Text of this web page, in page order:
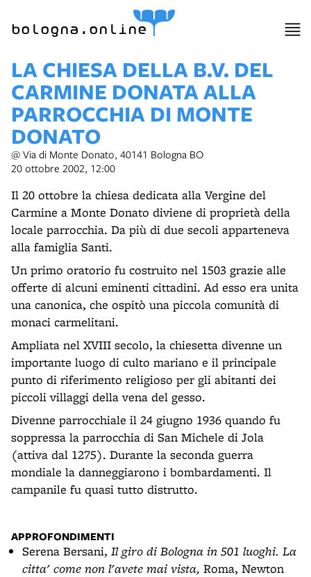
bologna.online
LA CHIESA DELLA B.V. DEL
CARMINE DONATA ALLA
PARROCCHIA DI MONTE
DONATO
@ Via di Monte Donato, 40141 Bologna BO
20 ottobre 2002, 12:00
Il 20 ottobre la chiesa dedicata alla Vergine del
Carmine a Monte Donato diviene di proprietà della
locale parrocchia. Da più di due secoli apparteneva
alla famiglia Santi.
Un primo oratorio fu costruito nel 1503 grazie alle
offerte di alcuni eminenti cittadini. Ad esso era unita
una canonica, che ospitò una piccola comunità di
monaci carmelitani.
Ampliata nel XVIII secolo, la chiesetta divenne un
importante luogo di culto mariano e il principale
punto di riferimento religioso per gli abitanti dei
piccoli villaggi della vena del gesso.
Divenne parrocchiale il 24 giugno 1936 quando fu
soppressa la parrocchia di San Michele di Jola
(attiva dal 1275). Durante la seconda guerra
mondiale la danneggiarono i bombardamenti. Il
campanile fu quasi tutto distrutto.
APPROFONDIMENTI
Serena Bersani, Il giro di Bologna in 501 luoghi. La
citta' come non l'avete mai vista, Roma, Newton